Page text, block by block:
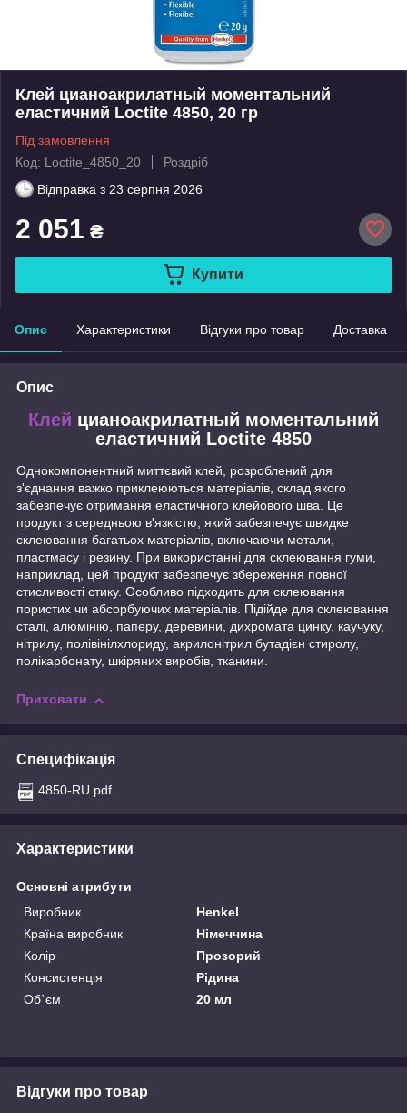
Клей цианоакрилатный моментальний
еластичний Loctite 4850, 20 гр
Під замовлення
Код: Loctite_4850_20
Роздріб
Відправка з 23 серпня 2026
2 051 ₴
Купити
Опис Характеристики Відгуки про товар Доставка
Опис
Клей цианоакрилатный моментальний
еластичний Loctite 4850
Однокомпонентний миттєвий клей, розроблений для
з'єднання важко приклеюються матеріалів, склад якого
забезпечує отримання еластичного клейового шва. Це
продукт з середньою в'язкістю, який забезпечує швидке
склеювання багатьох матеріалів, включаючи метали,
пластмасу і резину. При використанні для склеювання гуми,
наприклад, цей продукт забезпечує збереження повної
стисливості стику. Особливо підходить для склеювання
пористих чи абсорбуючих матеріалів. Підійде для склеювання
сталі, алюмінію, паперу, деревини, дихромата цинку, каучуку,
нітрилу, полівінілхлориду, акрилонітрил бутадієн стиролу,
полікарбонату, шкіряних виробів, тканини.
Приховати
Специфікація
4850-RU.pdf
Характеристики
Основні атрибути
Виробник
Henkel
Країна виробник
Німеччина
Колір
Прозорий
Консистенція
Рідина
Об`єм
20 мл
Відгуки про товар